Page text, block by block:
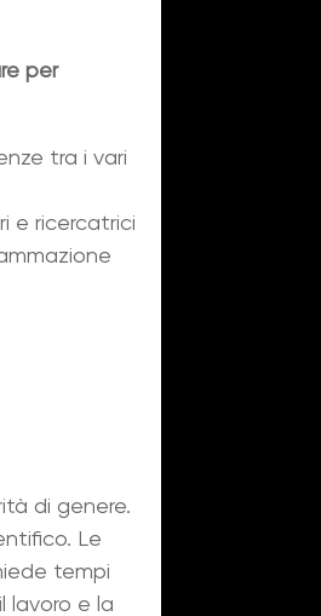
per
tra i vari
e ricercatrici
di genere.
Le
tempi
lavoro e la